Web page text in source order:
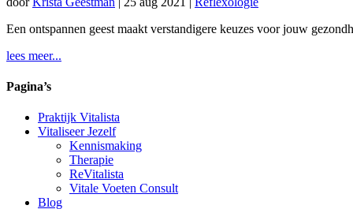
Een ontspannen geest maakt verstandigere keuzes voor jouw
lees meer...
Pagina’s
Praktijk Vitalista
Vitaliseer Jezelf
Kennismaking
Therapie
ReVitalista
Vitale Voeten Consult
Blog